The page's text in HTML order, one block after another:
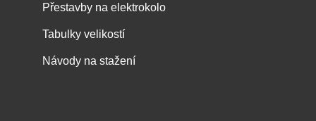
Přestavby na elektrokolo
Tabulky velikostí
Návody na stažení